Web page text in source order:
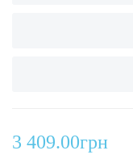
3 409.00грн